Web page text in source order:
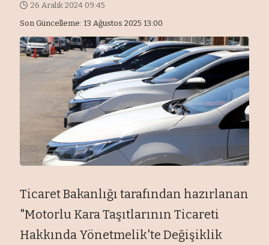
Son Güncelleme: 13 Ağustos 2025 13:00
26 Aralık 2024 09:45
Ticaret Bakanlığı tarafından hazırlanan
"Motorlu Kara Taşıtlarının Ticareti
Hakkında Yönetmelik'te Değişiklik